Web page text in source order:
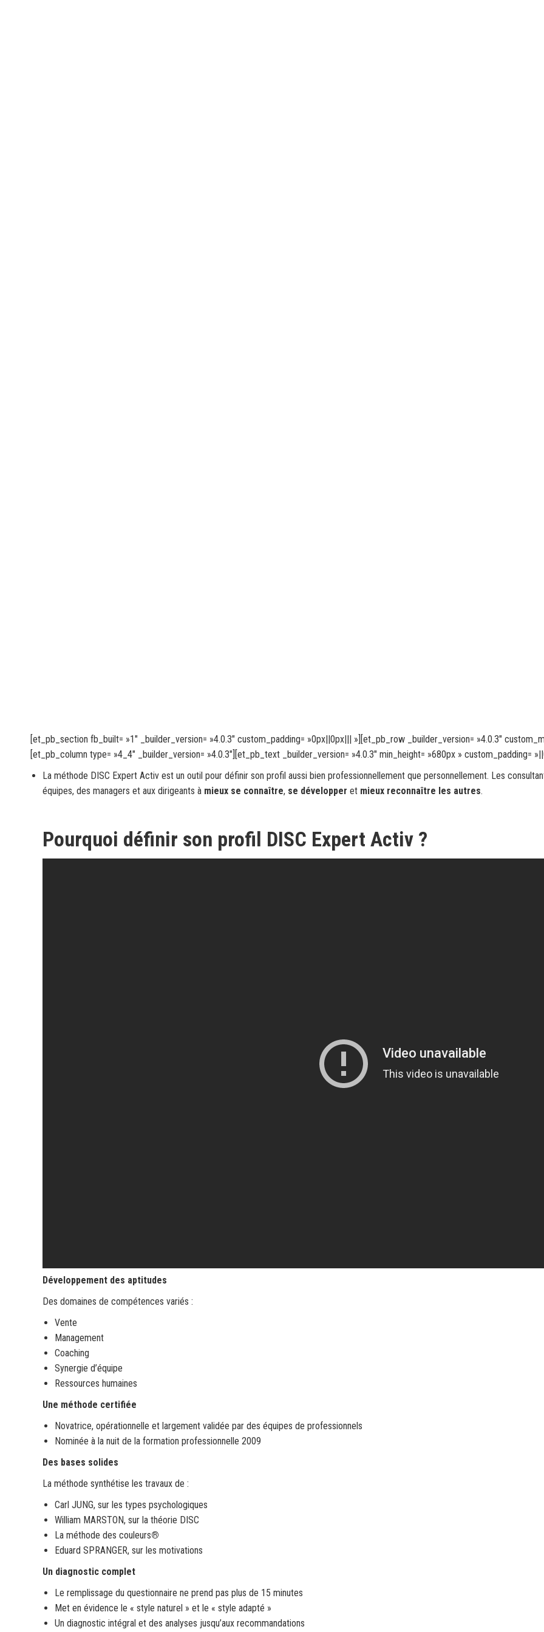
[et_pb_section fb_built= »1″ _builder_version= »4.0.3″ custom_padding= »0px||0px||| »][et_pb_row _builder_version= »4.0.3″
[et_pb_column type= »4_4″ _builder_version= »4.0.3″][et_pb_text _builder_version= »4.0.3″ min_height= »680px » custom_padding=
La méthode DISC Expert Activ est un outil pour définir son profil aussi bien professionnellement que personnellement. Les
équipes, des managers et aux dirigeants à mieux se connaître, se développer et mieux reconnaître les autres.
Pourquoi définir son profil DISC Expert Activ ?
Développement des aptitudes
Des domaines de compétences variés :
Vente
Management
Coaching
Synergie d’équipe
Ressources humaines
Une méthode certifiée
Novatrice, opérationnelle et largement validée par des équipes de professionnels
Nominée à la nuit de la formation professionnelle 2009
Des bases solides
La méthode synthétise les travaux de :
Carl JUNG, sur les types psychologiques
William MARSTON, sur la théorie DISC
La méthode des couleurs®
Eduard SPRANGER, sur les motivations
Un diagnostic complet
Le remplissage du questionnaire ne prend pas plus de 15 minutes
Met en évidence le « style naturel » et le « style adapté »
Un diagnostic intégral et des analyses jusqu’aux recommandations